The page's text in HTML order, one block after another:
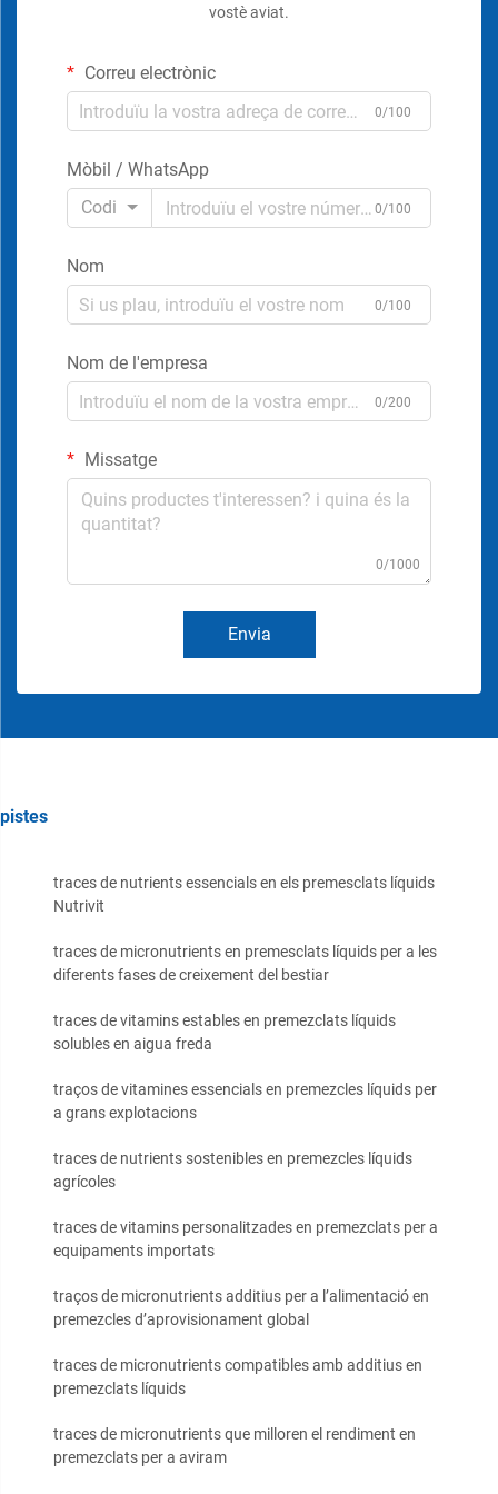
vostè aviat.
Correu electrònic
0/100
Mòbil / WhatsApp
Codi
0/100
Nom
0/100
Nom de l'empresa
0/200
Missatge
0/1000
Envia
pistes
traces de nutrients essencials en els premesclats líquids
Nutrivit
traces de micronutrients en premesclats líquids per a les
diferents fases de creixement del bestiar
traces de vitamins estables en premezclats líquids
solubles en aigua freda
traços de vitamines essencials en premezcles líquids per
a grans explotacions
traces de nutrients sostenibles en premezcles líquids
agrícoles
traces de vitamins personalitzades en premezclats per a
equipaments importats
traços de micronutrients additius per a l’alimentació en
premezcles d’aprovisionament global
traces de micronutrients compatibles amb additius en
premezclats líquids
traces de micronutrients que milloren el rendiment en
premezclats per a aviram